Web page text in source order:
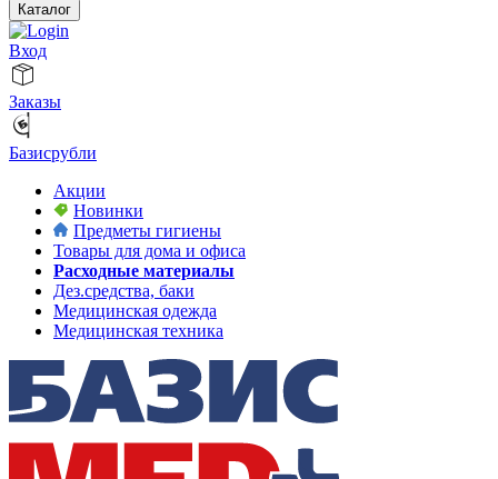
Каталог
Вход
Заказы
Базисрубли
Акции
Новинки
Предметы гигиены
Товары для дома и офиса
Расходные материалы
Дез.средства, баки
Медицинская одежда
Медицинская техника